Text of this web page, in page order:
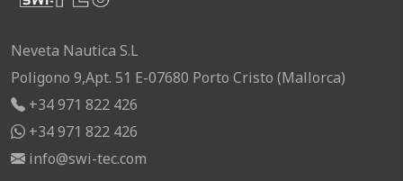
Neveta Nautica S.L
Poligono 9,Apt. 51 E-07680 Porto Cristo (Mallorca)
+34 971 822 426
+34 971 822 426
info@swi-tec.com